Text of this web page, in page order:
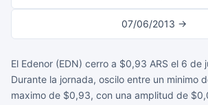
07/06/2013 →
El Edenor (EDN) cerro a $0,93 ARS el 6 de
Durante la jornada, oscilo entre un minimo
maximo de $0,93, con una amplitud de